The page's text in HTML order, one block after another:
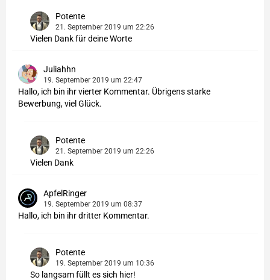
Potente
21. September 2019 um 22:26
Vielen Dank für deine Worte
Juliahhn
19. September 2019 um 22:47
Hallo, ich bin ihr vierter Kommentar. Übrigens starke
Bewerbung, viel Glück.
Potente
21. September 2019 um 22:26
Vielen Dank
ApfelRinger
19. September 2019 um 08:37
Hallo, ich bin ihr dritter Kommentar.
Potente
19. September 2019 um 10:36
So langsam füllt es sich hier!